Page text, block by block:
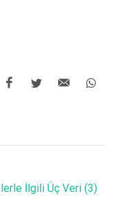
İlgili Üç Veri (3)